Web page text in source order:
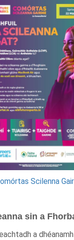
Scilenna
sin a
a